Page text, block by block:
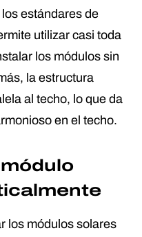
estándares de
utilizar casi toda
los módulos sin
la estructura
al techo, lo que da
en el techo.
los módulos solares